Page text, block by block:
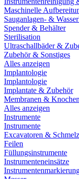
Maschinelle
Sauganlagen- &
Spender & Behälter
Sterilisation
Ultraschallbäder &
Zubehör & Sonstiges
Alles anzeigen
Implantologie
Implantologie
Implantate & Zubehör
Membranen &
Alles anzeigen
Instrumente
Instrumente
Excavatoren &
Feilen
Füllungsinstrumente
Instrumenteneinsätze